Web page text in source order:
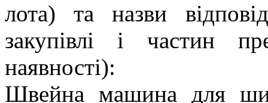
лота) та назви
закупівлі і частин
наявності):
Швейна машина для